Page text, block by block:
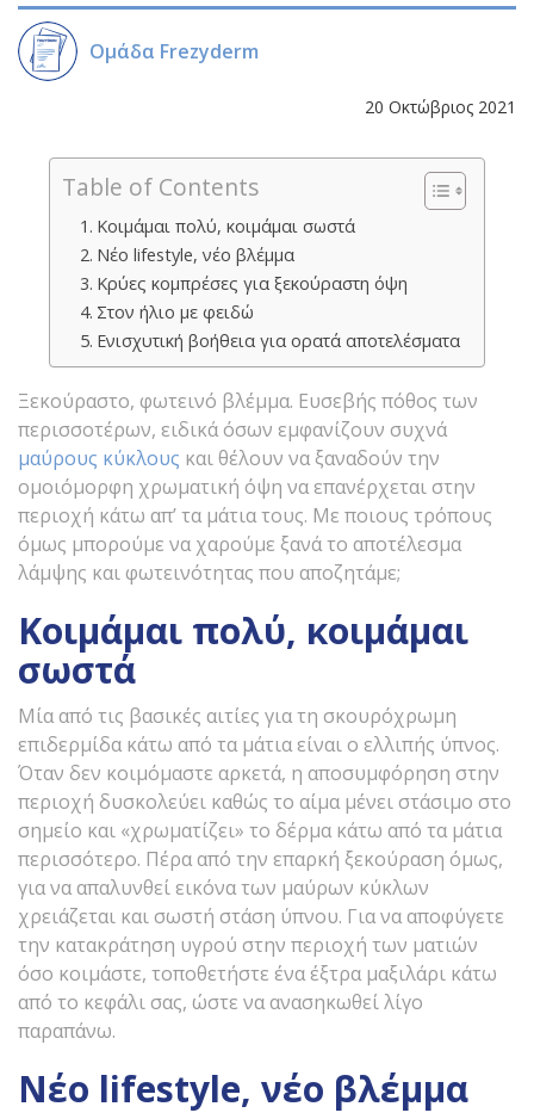
Ομάδα Frezyderm
20 Οκτώβριος 2021
Table of Contents
Κοιμάμαι πολύ, κοιμάμαι σωστά
Νέο lifestyle, νέο βλέμμα
Κρύες κομπρέσες για ξεκούραστη όψη
Στον ήλιο με φειδώ
Ενισχυτική βοήθεια για ορατά αποτελέσματα
Ξεκούραστο, φωτεινό βλέμμα. Ευσεβής πόθος των
περισσοτέρων, ειδικά όσων εμφανίζουν συχνά
μαύρους κύκλους και θέλουν να ξαναδούν την
ομοιόμορφη χρωματική όψη να επανέρχεται στην
περιοχή κάτω απ’ τα μάτια τους. Με ποιους τρόπους
όμως μπορούμε να χαρούμε ξανά το αποτέλεσμα
λάμψης και φωτεινότητας που αποζητάμε;
Κοιμάμαι πολύ, κοιμάμαι
σωστά
Mία από τις βασικές αιτίες για τη σκουρόχρωμη
επιδερμίδα κάτω από τα μάτια είναι ο ελλιπής ύπνος.
Όταν δεν κοιμόμαστε αρκετά, η αποσυμφόρηση στην
περιοχή δυσκολεύει καθώς το αίμα μένει στάσιμο στο
σημείο και «χρωματίζει» το δέρμα κάτω από τα μάτια
περισσότερο. Πέρα από την επαρκή ξεκούραση όμως,
για να απαλυνθεί εικόνα των μαύρων κύκλων
χρειάζεται και σωστή στάση ύπνου. Για να αποφύγετε
την κατακράτηση υγρού στην περιοχή των ματιών
όσο κοιμάστε, τοποθετήστε ένα έξτρα μαξιλάρι κάτω
από το κεφάλι σας, ώστε να ανασηκωθεί λίγο
παραπάνω.
Νέο lifestyle, νέο βλέμμα